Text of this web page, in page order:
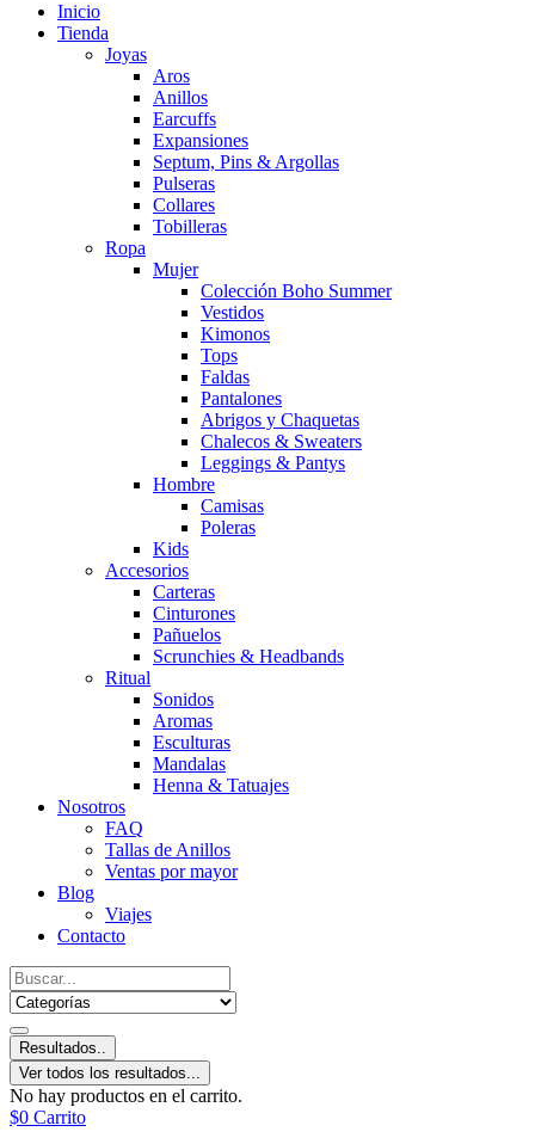
Inicio
Tienda
Joyas
Aros
Anillos
Earcuffs
Expansiones
Septum, Pins & Argollas
Pulseras
Collares
Tobilleras
Ropa
Mujer
Colección Boho Summer
Vestidos
Kimonos
Tops
Faldas
Pantalones
Abrigos y Chaquetas
Chalecos & Sweaters
Leggings & Pantys
Hombre
Camisas
Poleras
Kids
Accesorios
Carteras
Cinturones
Pañuelos
Scrunchies & Headbands
Ritual
Sonidos
Aromas
Esculturas
Mandalas
Henna & Tatuajes
Nosotros
FAQ
Tallas de Anillos
Ventas por mayor
Blog
Viajes
Contacto
Resultados..
Ver todos los resultados...
No hay productos en el carrito.
$0 Carrito